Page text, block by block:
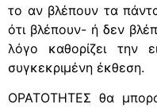
το αν βλέπουν τα
ότι βλέπουν- ή δεν
λόγο καθορίζει την
συγκεκριμένη έκθεση.
ΟΡΑΤΟΤΗΤΕΣ θα